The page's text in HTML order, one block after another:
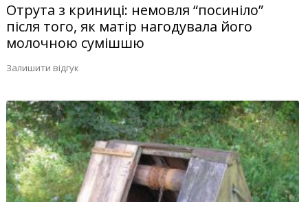
Отрута з криниці: немовля “посиніло”
після того, як матір нагодувала його
молочною сумішшю
Залишити відгук